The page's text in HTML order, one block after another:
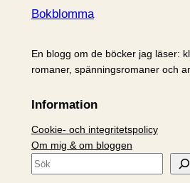
Bokblomma
En blogg om de böcker jag läser:
romaner, spänningsromaner och
Information
Cookie- och integritetspolicy
Om mig & om bloggen
S